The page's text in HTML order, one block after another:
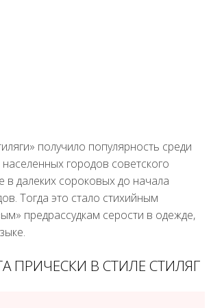
получило популярность среди
городов советского
в далеких сороковых до начала
Тогда это стало стихийным
предрассудкам серости в одежде,
ПРИЧЕСКИ В СТИЛЕ СТИЛЯГ